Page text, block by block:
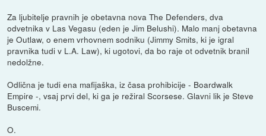
Za ljubitelje pravnih je obetavna nova The Defenders, dva
odvetnika v Las Vegasu (eden je Jim Belushi). Malo manj obetavna
je Outlaw, o enem vrhovnem sodniku (Jimmy Smits, ki je igral
pravnika tudi v L.A. Law), ki ugotovi, da bo raje ot odvetnik branil
nedolžne.
Odlična je tudi ena mafijaška, iz časa prohibicije - Boardwalk
Empire -, vsaj prvi del, ki ga je režiral Scorsese. Glavni lik je Steve
Buscemi.
O.